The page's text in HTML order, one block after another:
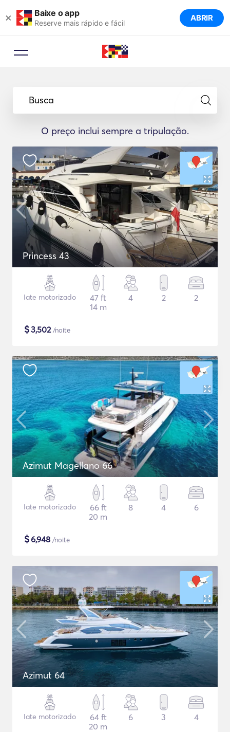
× Baixe o app
Reserve mais rápido e fácil ABRIR
Busca
O preço inclui sempre a tripulação.
Princess 43
Iate motorizado
47 ft
14 m
4 2 2
$3,502/noite
Azimut Magellano 66
Iate motorizado
66 ft
20 m
8 4 6
$6,948 /noite
Azimut 64
Iate motorizado
64 ft
20 m
6 3 4